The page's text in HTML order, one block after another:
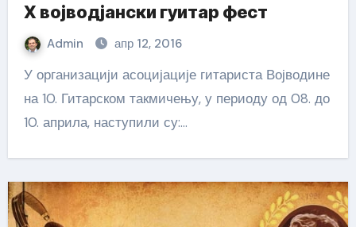
X војводјански гуитар фест
Admin апр 12, 2016
У организацији асоцијације гитариста Војводине
на 10. Гитарском такмичењу, у периоду од 08. до
10. априла, наступили су:…